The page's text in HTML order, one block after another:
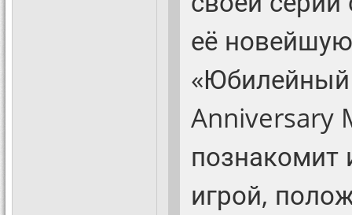
её
Anniversary
познакомит
игрой,